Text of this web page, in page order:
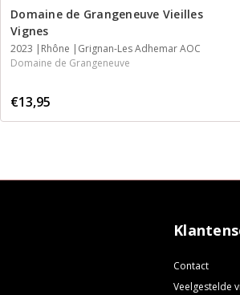
Domaine de Grangeneuve Vieilles
Vignes
2023 Rhône
Grignan-Les Adhemar AOC
Domaine de Grangeneuve
€13,95
Contact
Veelgestelde